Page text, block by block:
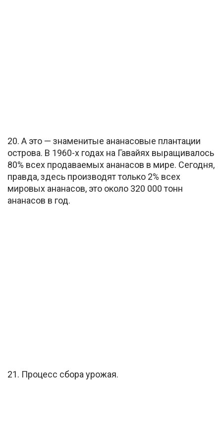
20. А это — знаменитые ананасовые плантации
острова. В 1960-х годах на Гавайях выращивалось
80% всех продаваемых ананасов в мире. Сегодня,
правда, здесь производят только 2% всех
мировых ананасов, это около 320 000 тонн
ананасов в год.
21. Процесс сбора урожая.